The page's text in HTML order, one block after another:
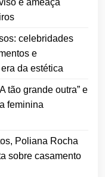
e ameaça
celebridades
e
da estética
tão grande outra” e
feminina
Poliana Rocha
sobre casamento